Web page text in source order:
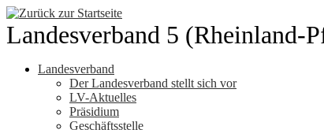
Zum
Inhalt
springen
Landesverband 5 (Rheinland-
Landesverband
Der Landesverband stellt sich vor
LV-Aktuelles
Präsidium
Geschäftsstelle